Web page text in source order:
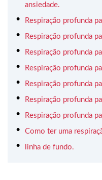
ansiedade.
Respiração profunda
Respiração profunda
Respiração profunda
Respiração profunda
Respiração profunda
Respiração profunda
Respiração profunda
Como ter uma
linha de fundo.